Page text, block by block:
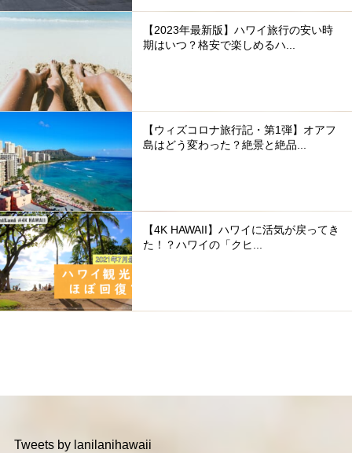
【2023年最新版】ハワイ旅行の安い時
期はいつ？格安で楽しめるハ...
【ウィズコロナ旅行記・第1弾】オアフ
島はどう変わった？絶景と絶品...
【4K HAWAII】ハワイに活気が戻ってき
た！？ハワイの「クヒ...
Tweets by lanilanihawaii